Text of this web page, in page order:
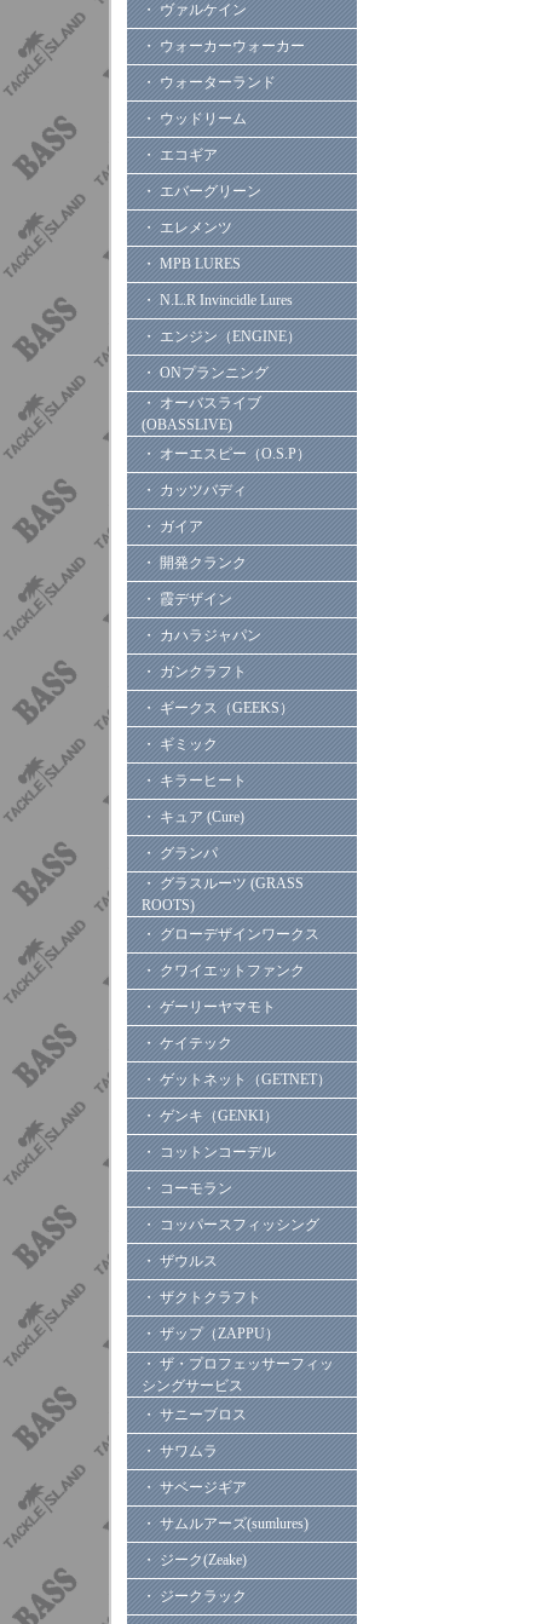
・ ヴァルケイン
・ ウォーカーウォーカー
・ ウォーターランド
・ ウッドリーム
・ エコギア
・ エバーグリーン
・ エレメンツ
・ MPB LURES
・ N.L.R Invincidle Lures
・ エンジン（ENGINE）
・ ONプランニング
・ オーバスライブ
(OBASSLIVE)
・ オーエスピー（O.S.P）
・ カッツバディ
・ ガイア
・ 開発クランク
・ 霞デザイン
・ カハラジャパン
・ ガンクラフト
・ ギークス（GEEKS）
・ ギミック
・ キラーヒート
・ キュア (Cure)
・ グランパ
・ グラスルーツ (GRASS
ROOTS)
・ グローデザインワークス
・ クワイエットファンク
・ ゲーリーヤマモト
・ ケイテック
・ ゲットネット（GETNET）
・ ゲンキ（GENKI）
・ コットンコーデル
・ コーモラン
・ コッパースフィッシング
・ ザウルス
・ ザクトクラフト
・ ザップ（ZAPPU）
・ ザ・プロフェッサーフィッ
シングサービス
・ サニーブロス
・ サワムラ
・ サベージギア
・ サムルアーズ(sumlures)
・ ジーク(Zeake)
・ ジークラック